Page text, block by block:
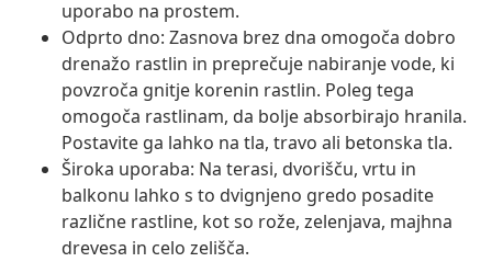
uporabo na prostem.
Odprto dno: Zasnova brez dna omogoča dobro
drenažo rastlin in preprečuje nabiranje vode, ki
povzroča gnitje korenin rastlin. Poleg tega
omogoča rastlinam, da bolje absorbirajo hranila.
Postavite ga lahko na tla, travo ali betonska tla.
Široka uporaba: Na terasi, dvorišču, vrtu in
balkonu lahko s to dvignjeno gredo posadite
različne rastline, kot so rože, zelenjava, majhna
drevesa in celo zelišča.